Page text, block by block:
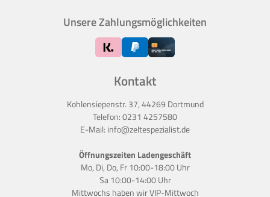
Kontakt
Kohlensiepenstr. 37, 44269 Dortmund
Telefon:0231 4257580
E-Mail: info@zeltespezialist.de
Öffnungszeiten Ladengeschäft
Mo, Di, Do, Fr 10:00-18:00 Uhr
Sa 10:00-14:00 Uhr
Mittwochs haben wirVIP-Mittwoch
Unsere Zahlungsmöglichkeiten